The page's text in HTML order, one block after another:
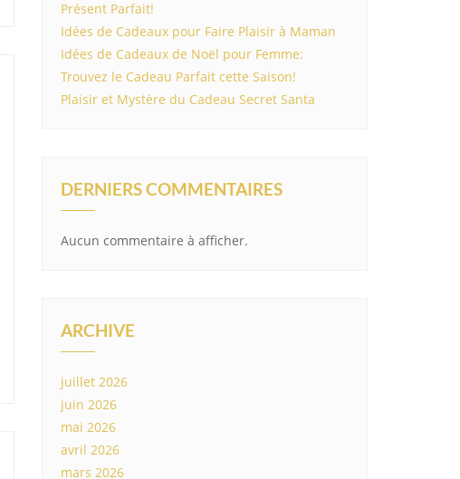
Présent Parfait!
Idées de Cadeaux pour Faire Plaisir à Maman
Idées de Cadeaux de Noël pour Femme:
Trouvez le Cadeau Parfait cette Saison!
Plaisir et Mystère du Cadeau Secret Santa
DERNIERS COMMENTAIRES
Aucun commentaire à afficher.
ARCHIVE
juillet 2026
juin 2026
mai 2026
avril 2026
mars 2026